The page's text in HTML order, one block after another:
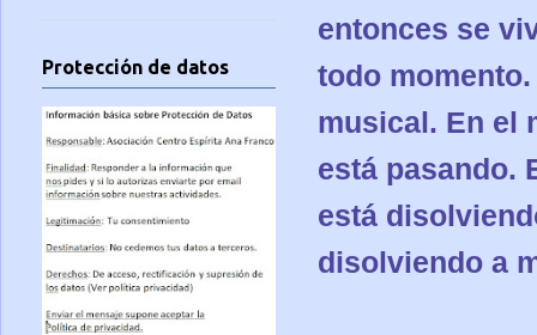
entonces se
todo
musical. En el
está pasando.
está
disolviendo a
Protección de datos